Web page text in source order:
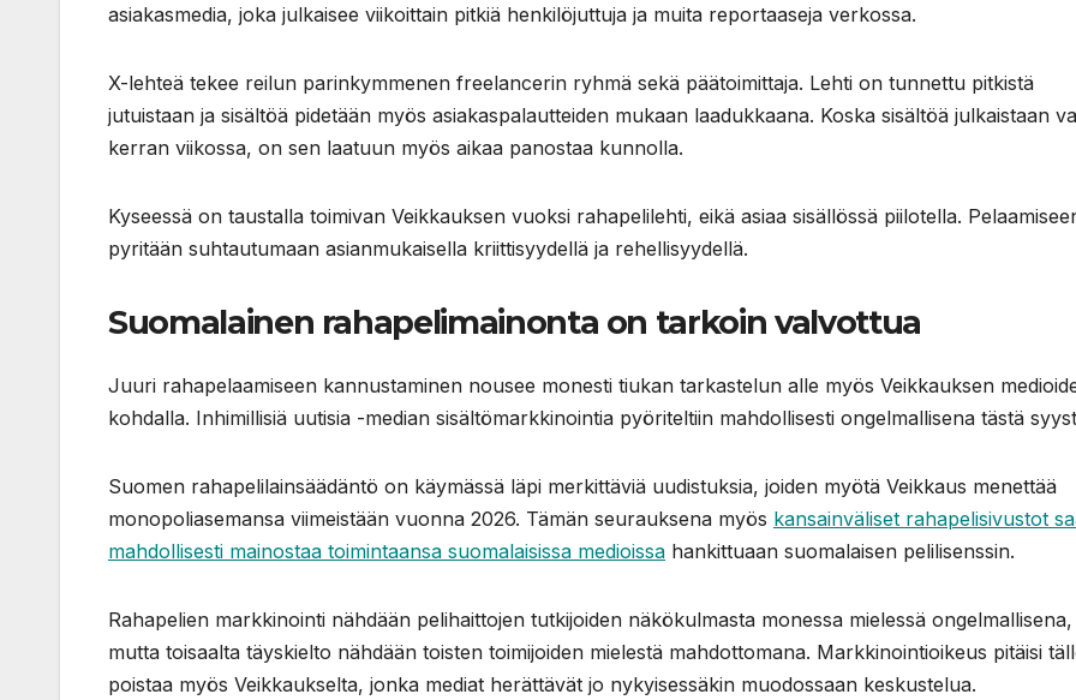
asiakasmedia, joka julkaisee viikoittain pitkiä henkilöjuttuja ja muita reportaaseja verkossa.
X-lehteä tekee reilun parinkymmenen freelancerin ryhmä sekä päätoimittaja. Lehti on tunnettu pitkistä
jutuistaan ja sisältöä pidetään myös asiakaspalautteiden mukaan laadukkaana. Koska sisältöä julkaistaan
kerran viikossa, on sen laatuun myös aikaa panostaa kunnolla.
Kyseessä on taustalla toimivan Veikkauksen vuoksi rahapelilehti, eikä asiaa sisällössä piilotella.
pyritään suhtautumaan asianmukaisella kriittisyydellä ja rehellisyydellä.
Suomalainen rahapelimainonta on tarkoin valvottua
Juuri rahapelaamiseen kannustaminen nousee monesti tiukan tarkastelun alle myös Veikkauksen
kohdalla. Inhimillisiä uutisia -median sisältömarkkinointia pyöriteltiin mahdollisesti ongelmallisena tästä
Suomen rahapelilainsäädäntö on käymässä läpi merkittäviä uudistuksia, joiden myötä Veikkaus menettää
monopoliasemansa viimeistään vuonna 2026. Tämän seurauksena myös kansainväliset rahapelisivustot
mahdollisesti mainostaa toimintaansa suomalaisissa medioissa hankittuaan suomalaisen pelilisenssin.
Rahapelien markkinointi nähdään pelihaittojen tutkijoiden näkökulmasta monessa mielessä ongelmallisena,
mutta toisaalta täyskielto nähdään toisten toimijoiden mielestä mahdottomana. Markkinointioikeus pitäisi
poistaa myös Veikkaukselta, jonka mediat herättävät jo nykyisessäkin muodossaan keskustelua.